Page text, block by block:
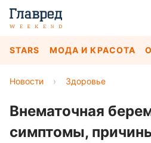
STARS МОДА И КРАСОТА
Новости › Здоровье
Внематочная
симптомы,